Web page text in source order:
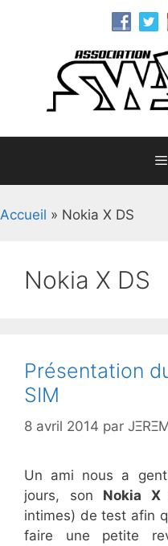
Accueil » Nokia X DS
Nokia X DS
Présentation
SIM
8 avril 2014 par
Un ami nous a
jours, son Nokia X
intimes) de test afin
faire une petite